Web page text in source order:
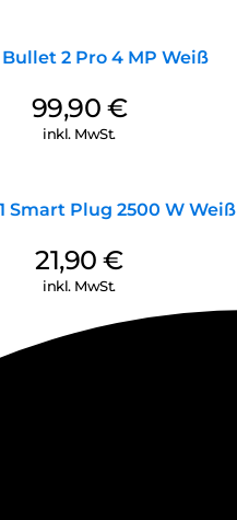
2 Pro 4 MP Weiß
99,90 €
inkl. MwSt.
Smart Plug 2500 W Weiß
21,90€
inkl. MwSt.